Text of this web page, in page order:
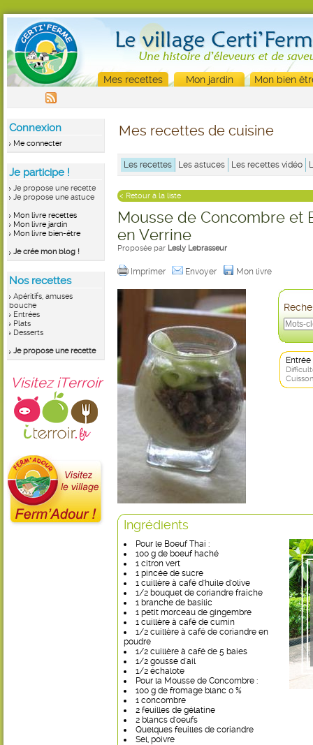
Mes recettes Mon jardin Mon bien
Connexion
Me connecter
Je participe !
Je propose une recette
Je propose une astuce
Mon livre recettes
Mon livre jardin
Mon livre bien-être
Je crée mon blog !
Nos recettes
Apéritifs, amuses
bouche
Entrées
Plats
Desserts
Je propose une recette
Visitez iTerroir
Mes recettes de cuisine
Les recettes Les astuces Les recettes vidéo
< Retour à la liste
Mousse de Concombre et
en Verrine
Proposée par Lesly Lebrasseur
Imprimer Envoyer Mon livre
Entrée
Ingrédients
Pour le Boeuf Thai :
100 g de boeuf haché
1 citron vert
1 pincée de sucre
1 cuillère à café d'huile d'olive
1/2 bouquet de coriandre fraiche
1 branche de basilic
1 petit morceau de gingembre
1 cuillère à café de cumin
1/2 cuillère à café de coriandre en
poudre
1/2 cuillère à café de 5 baies
1/2 gousse d'ail
1/2 échalote
Pour la Mousse de Concombre :
100 g de fromage blanc 0 %
1 concombre
2 feuilles de gélatine
2 blancs d'oeufs
Quelques feuilles de coriandre
Sel, poivre